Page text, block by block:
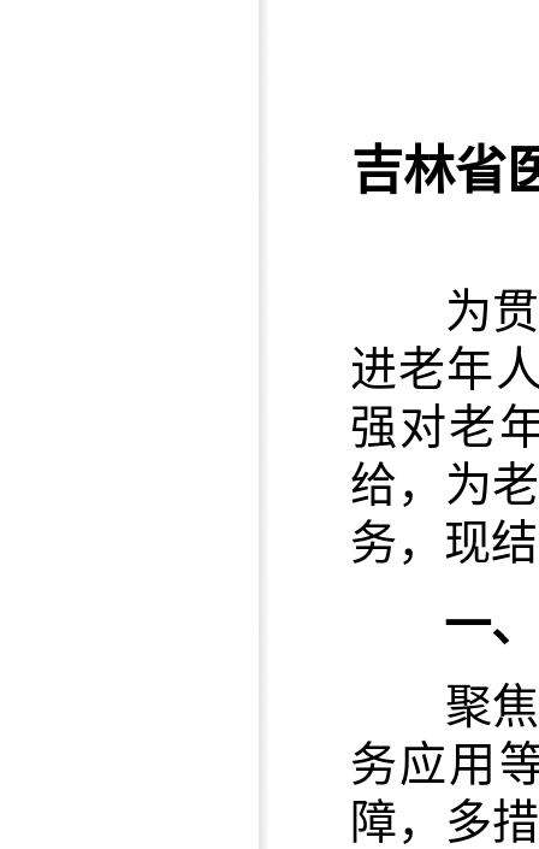
吉林省
为贯
进老年
强对老
给，为
务，现
一、
聚焦
务应用
障，多